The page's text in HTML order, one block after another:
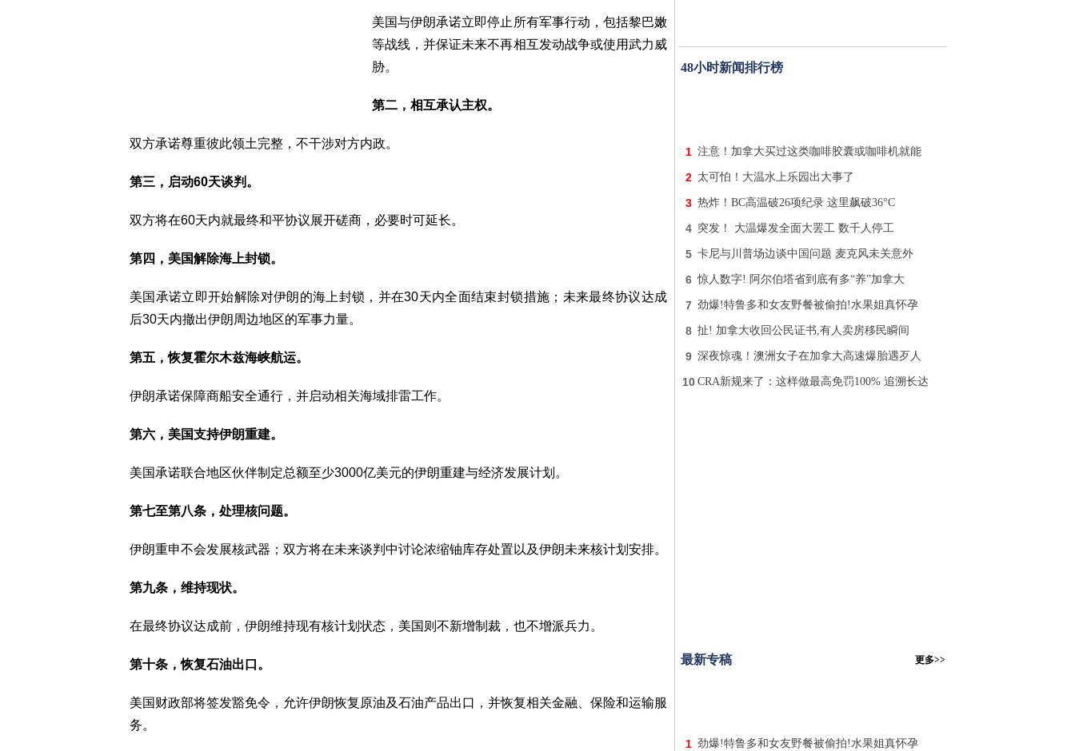
美国与伊朗承诺立即停止所有军事行动，包括黎巴嫩
等战线，并保证未来不再相互发动战争或使用武力威
胁。
第二，相互承认主权。
双方承诺尊重彼此领土完整，不干涉对方内政。
第三，启动60天谈判。
双方将在60天内就最终和平协议展开磋商，必要时可延长。
第四，美国解除海上封锁。
美国承诺立即开始解除对伊朗的海上封锁，并在30天内全面结束封锁措施；未来最终协议达成
后30天内撤出伊朗周边地区的军事力量。
第五，恢复霍尔木兹海峡航运。
伊朗承诺保障商船安全通行，并启动相关海域排雷工作。
第六，美国支持伊朗重建。
美国承诺联合地区伙伴制定总额至少3000亿美元的伊朗重建与经济发展计划。
第七至第八条，处理核问题。
伊朗重申不会发展核武器；双方将在未来谈判中讨论浓缩铀库存处置以及伊朗未来核计划安排。
第九条，维持现状。
在最终协议达成前，伊朗维持现有核计划状态，美国则不新增制裁，也不增派兵力。
第十条，恢复石油出口。
美国财政部将签发豁免令，允许伊朗恢复原油及石油产品出口，并恢复相关金融、保险和运输服
务。
48小时新闻排行榜
1 注意！加拿大买过这类咖啡胶囊或咖啡机就能
2 太可怕！大温水上乐园出大事了
3 热炸！BC高温破26项纪录 这里飙破36°C
4 突发！ 大温爆发全面大罢工 数千人停工
5 卡尼与川普场边谈中国问题 麦克风未关意外
6 惊人数字! 阿尔伯塔省到底有多“养”加拿大
7 劲爆!特鲁多和女友野餐被偷拍!水果姐真怀孕
8 扯! 加拿大收回公民证书,有人卖房移民瞬间
9 深夜惊魂！澳洲女子在加拿大高速爆胎遇歹人
10 CRA新规来了：这样做最高免罚100% 追溯长达
最新专稿 更多>>
1 劲爆!特鲁多和女友野餐被偷拍!水果姐真怀孕